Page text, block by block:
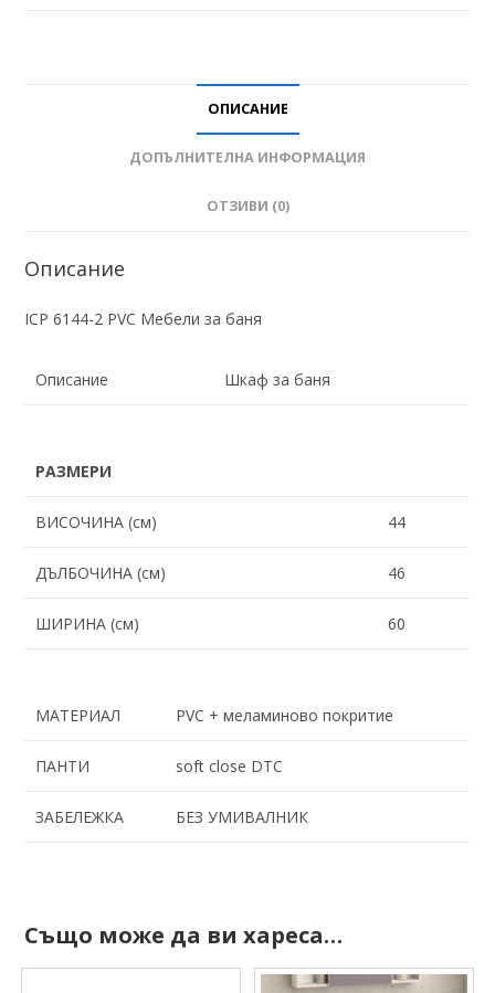
ОПИСАНИЕ
ДОПЪЛНИТЕЛНА ИНФОРМАЦИЯ
ОТЗИВИ (0)
Описание
ICP 6144-2 PVC Мебели за баня
Описание Шкаф за баня
РАЗМЕРИ
ВИСОЧИНА (см) 44
ДЪЛБОЧИНА (см) 46
ШИРИНА (см) 60
МАТЕРИАЛ PVC + меламиново покритие
ПАНТИ soft close DTC
ЗАБЕЛЕЖКА БЕЗ УМИВАЛНИК
Също може да ви хареса…